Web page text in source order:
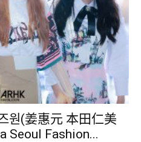
원(姜惠元 本田仁美
Seoul Fashion...